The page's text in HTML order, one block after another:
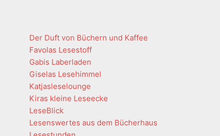
Der Duft von Büchern und Kaffee
Favolas Lesestoff
Gabis Laberladen
Giselas Lesehimmel
Katjasleselounge
Kiras kleine Leseecke
LeseBlick
Lesenswertes aus dem Bücherhaus